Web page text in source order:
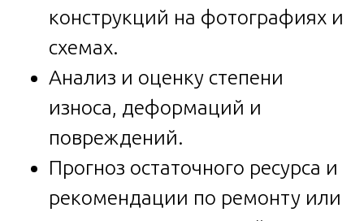
конструкций на фотографиях и
схемах.
Анализ и оценку степени
износа, деформаций и
повреждений.
Прогноз остаточного ресурса и
рекомендации по ремонту или